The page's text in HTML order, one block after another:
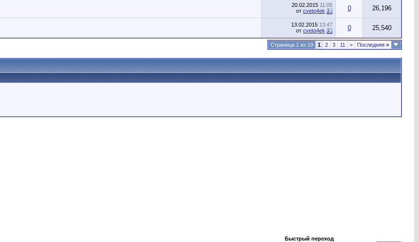
20.02.2015 11:05
от cveto4ek 0 26,196
13.02.2015 13:47
от cveto4ek 0 25,540
Страница 1 из 19 1 2 3 11 > Последняя »
Быстрый переход